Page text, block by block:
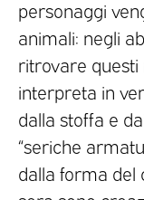
personaggi
animali: negli
ritrovare questi
interpreta in
dalla stoffa e
“seriche
dalla forma del